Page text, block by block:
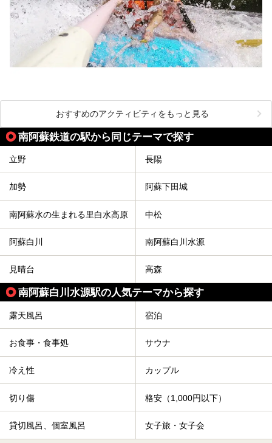
おすすめのアクティビティをもっと見る
南阿蘇鉄道の駅から同じテーマで探す
立野 長陽
加勢 阿蘇下田城
南阿蘇水の生まれる里白水高原 中松
阿蘇白川 南阿蘇白川水源
見晴台 高森
南阿蘇白川水源駅の人気テーマから探す
露天風呂 宿泊
お食事・食事処 サウナ
冷え性 カップル
切り傷 格安（1,000円以下）
貸切風呂、個室風呂 女子旅・女子会